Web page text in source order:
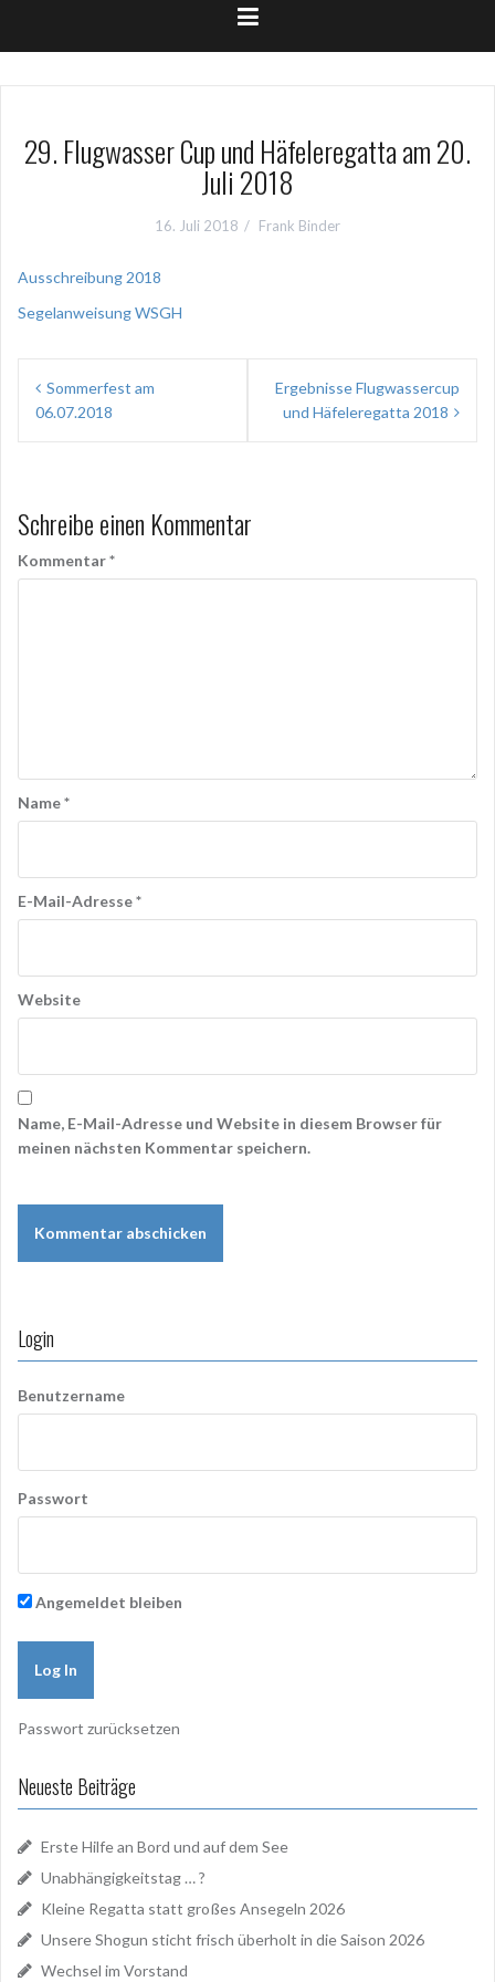
29. Flugwasser Cup und Häfeleregatta am 20.
Juli 2018
16. Juli 2018 Frank Binder
Ausschreibung 2018
Segelanweisung WSGH
Beitragsnavigation
Sommerfest am
06.07.2018
Ergebnisse Flugwassercup
und Häfeleregatta 2018
Schreibe einen Kommentar
Kommentar*
Name*
E-Mail-Adresse*
Website
Name, E-Mail-Adresse und Website in diesem Browser für
meinen nächsten Kommentar speichern.
Login
Benutzername
Passwort
Angemeldet bleiben
Passwort zurücksetzen
Neueste Beiträge
Erste Hilfe an Bord und auf dem See
Unabhängigkeitstag … ?
Kleine Regatta statt großes Ansegeln 2026
Unsere Shogun sticht frisch überholt in die Saison 2026
Wechsel im Vorstand